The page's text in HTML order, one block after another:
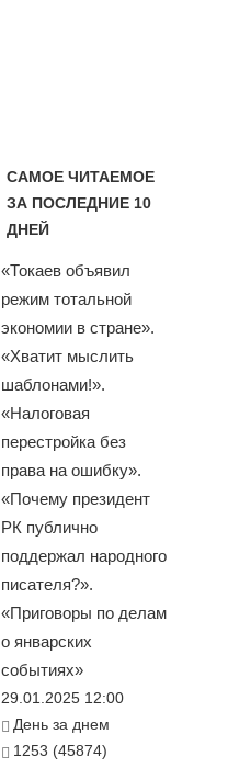
САМОЕ ЧИТАЕМОЕ
ЗА ПОСЛЕДНИЕ 10
ДНЕЙ
«Токаев объявил
режим тотальной
экономии в стране».
«Хватит мыслить
шаблонами!».
«Налоговая
перестройка без
права на ошибку».
«Почему президент
РК публично
поддержал народного
писателя?».
«Приговоры по делам
о январских
событиях»
29.01.2025 12:00
День за днем
1253 (45874)